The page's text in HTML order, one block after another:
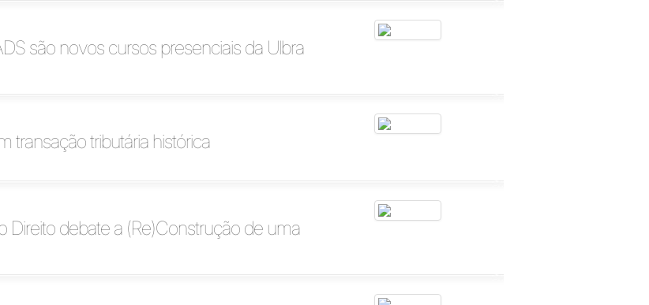
são novos cursos presenciais da Ulbra
transação tributária histórica
Direito debate a (Re)Construção de uma